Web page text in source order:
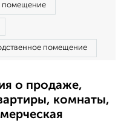
помещение
помещение
о продаже,
комнаты,